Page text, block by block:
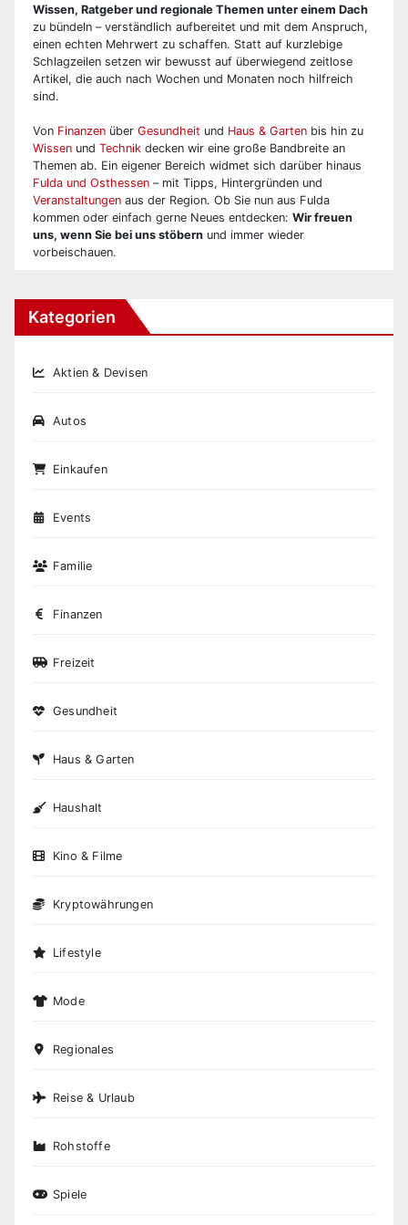
Wissen, Ratgeber und regionale Themen unter einem Dach
zu bündeln – verständlich aufbereitet und mit dem Anspruch,
einen echten Mehrwert zu schaffen. Statt auf kurzlebige
Schlagzeilen setzen wir bewusst auf überwiegend zeitlose
Artikel, die auch nach Wochen und Monaten noch hilfreich
sind.
Von Finanzen über Gesundheit und Haus & Garten bis hin zu
Wissen und Technik decken wir eine große Bandbreite an
Themen ab. Ein eigener Bereich widmet sich darüber hinaus
Fulda und Osthessen – mit Tipps, Hintergründen und
Veranstaltungen aus der Region. Ob Sie nun aus Fulda
kommen oder einfach gerne Neues entdecken: Wir freuen
uns, wenn Sie bei uns stöbern und immer wieder
vorbeischauen.
Kategorien
Aktien & Devisen
Autos
Einkaufen
Events
Familie
Finanzen
Freizeit
Gesundheit
Haus & Garten
Haushalt
Kino & Filme
Kryptowährungen
Lifestyle
Mode
Regionales
Reise & Urlaub
Rohstoffe
Spiele